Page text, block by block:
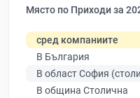
Място по Приходи за
сред компаниите
В България
В област София
В община Столична